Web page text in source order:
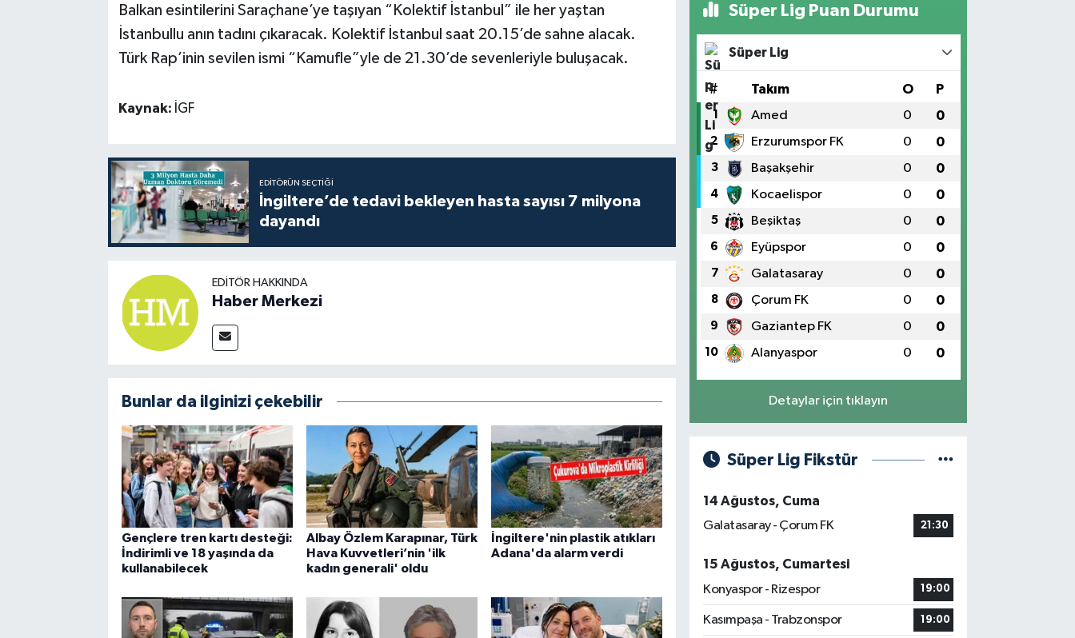
Balkan esintilerini Saraçhane’ye taşıyan “Kolektif İstanbul” ile her yaştan
İstanbullu anın tadını çıkaracak. Kolektif İstanbul saat 20.15’de sahne alacak.
Türk Rap’inin sevilen ismi “Kamufle”yle de 21.30’de sevenleriyle buluşacak.
Kaynak: İGF
EDITÖRÜN SEÇTIĞI
İngiltere’de tedavi bekleyen hasta sayısı 7 milyona
dayandı
EDITÖR HAKKINDA
Haber Merkezi
Bunlar da ilginizi çekebilir
Gençlere tren kartı desteği:
İndirimli ve 18 yaşında da
kullanabilecek
Albay Özlem Karapınar, Türk
Hava Kuvvetleri’nin 'ilk
kadın generali' oldu
İngiltere'nin plastik atıkları
Adana'da alarm verdi
Süper Lig Puan Durumu
Süper Lig
# Takım O P
1 Amed 0 0
2 Erzurumspor FK 0 0
3 Başakşehir 0 0
4 Kocaelispor 0 0
5 Beşiktaş 0 0
6 Eyüpspor 0 0
7 Galatasaray 0 0
8 Çorum FK 0 0
9 Gaziantep FK 0 0
10 Alanyaspor 0 0
Detaylar için tıklayın
Süper Lig Fikstür
14 Ağustos, Cuma
Galatasaray - Çorum FK
21:30
15 Ağustos, Cumartesi
Konyaspor - Rizespor
19:00
Kasımpaşa - Trabzonspor 19:00